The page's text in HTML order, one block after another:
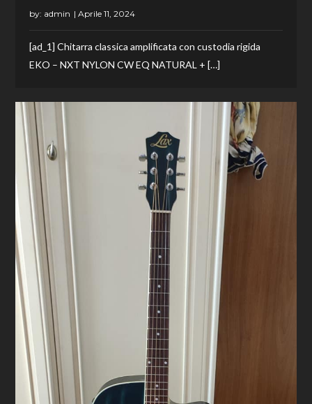
by: admin
[ad_1] Chitarra classica amplificata con custodia rigida
EKO – NXT NYLON CW EQ NATURAL + […]